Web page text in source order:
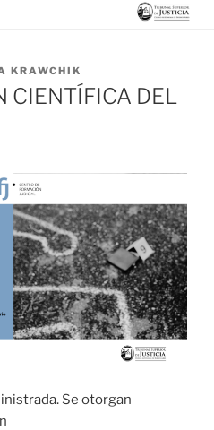
KRAWCHIK
CIENTÍFICA DEL
Se otorgan